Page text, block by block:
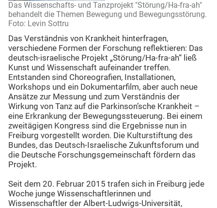
Das Wissenschafts- und Tanzprojekt "Störung/Ha-fra-ah"
behandelt die Themen Bewegung und Bewegungsstörung.
Foto: Levin Sottru
Das Verständnis von Krankheit hinterfragen,
verschiedene Formen der Forschung reflektieren: Das
deutsch-israelische Projekt „Störung/Ha-fra-ah“ ließ
Kunst und Wissenschaft aufeinander treffen.
Entstanden sind Choreografien, Installationen,
Workshops und ein Dokumentarfilm, aber auch neue
Ansätze zur Messung und zum Verständnis der
Wirkung von Tanz auf die Parkinson’sche Krankheit –
eine Erkrankung der Bewegungssteuerung. Bei einem
zweitägigen Kongress sind die Ergebnisse nun in
Freiburg vorgestellt worden. Die Kulturstiftung des
Bundes, das Deutsch-Israelische Zukunftsforum und
die Deutsche Forschungsgemeinschaft fördern das
Projekt.
Seit dem 20. Februar 2015 trafen sich in Freiburg jede
Woche junge Wissenschaftlerinnen und
Wissenschaftler der Albert-Ludwigs-Universität,